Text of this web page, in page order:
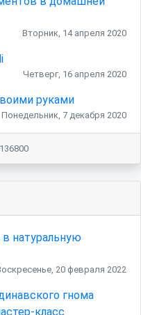
Вторник, 14 апреля 2020
Четверг, 16 апреля 2020
руками
Понедельник, 7 декабря 2020
натуральную
20 февраля 2022
гнома
класс